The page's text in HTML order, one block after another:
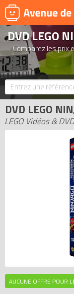
DVD LEGO
Comparez les prix
DVD LEGO
LEGO Vidéos &
AUCUNE OFFRE POUR